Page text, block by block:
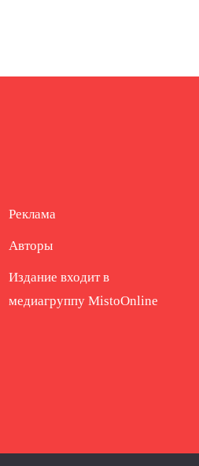
Реклама
Авторы
Издание входит в
медиагруппу MistoOnline